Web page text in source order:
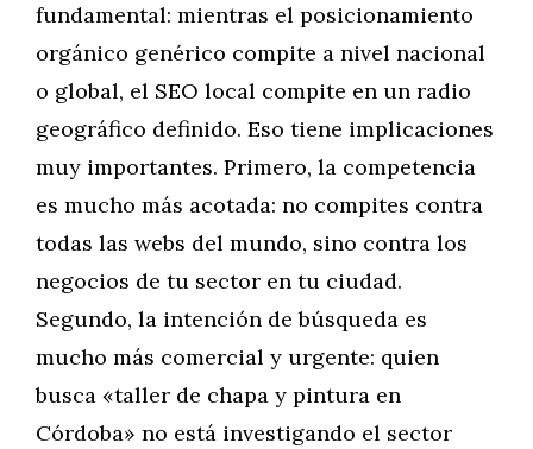
fundamental: mientras el posicionamiento
orgánico genérico compite a nivel nacional
o global, el SEO local compite en un radio
geográfico definido. Eso tiene implicaciones
muy importantes. Primero, la competencia
es mucho más acotada: no compites contra
todas las webs del mundo, sino contra los
negocios de tu sector en tu ciudad.
Segundo, la intención de búsqueda es
mucho más comercial y urgente: quien
busca «taller de chapa y pintura en
Córdoba» no está investigando el sector